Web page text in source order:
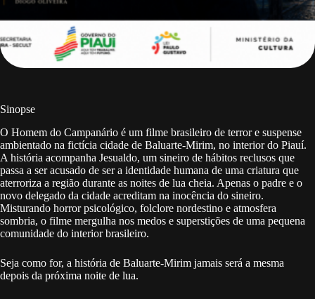
Sinopse
O Homem do Campanário é um filme brasileiro de terror e suspense
ambientado na fictícia cidade de Baluarte-Mirim, no interior do Piauí.
A história acompanha Jesualdo, um sineiro de hábitos reclusos que
passa a ser acusado de ser a identidade humana de uma criatura que
aterroriza a região durante as noites de lua cheia. Apenas o padre e o
novo delegado da cidade acreditam na inocência do sineiro.
Misturando horror psicológico, folclore nordestino e atmosfera
sombria, o filme mergulha nos medos e superstições de uma pequena
comunidade do interior brasileiro.
Seja como for, a história de Baluarte-Mirim jamais será a mesma
depois da próxima noite de lua.